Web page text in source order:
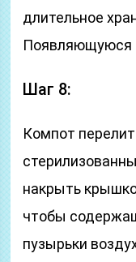
длительное
Появляющуюся
Шаг 8:
Компот
накрыть
чтобы
пузырьки